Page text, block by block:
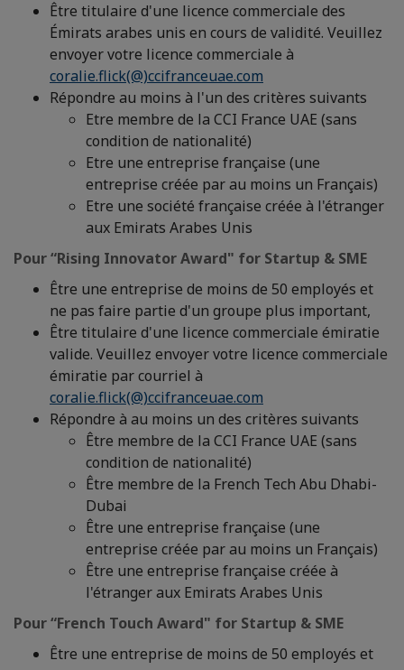
Être titulaire d'une licence commerciale des
Émirats arabes unis en cours de validité. Veuillez
envoyer votre licence commerciale à
coralie.flick(@)ccifranceuae.com
Répondre au moins à l'un des critères suivants
Etre membre de la CCI France UAE (sans
condition de nationalité)
Etre une entreprise française (une
entreprise créée par au moins un Français)
Etre une société française créée à l'étranger
aux Emirats Arabes Unis
Pour “Rising Innovator Award" for Startup & SME
Être une entreprise de moins de 50 employés et
ne pas faire partie d'un groupe plus important,
Être titulaire d'une licence commerciale émiratie
valide. Veuillez envoyer votre licence commerciale
émiratie par courriel à
coralie.flick(@)ccifranceuae.com
Répondre à au moins un des critères suivants
Être membre de la CCI France UAE (sans
condition de nationalité)
Être membre de la French Tech Abu Dhabi-
Dubai
Être une entreprise française (une
entreprise créée par au moins un Français)
Être une entreprise française créée à
l'étranger aux Emirats Arabes Unis
Pour “French Touch Award" for Startup & SME
Être une entreprise de moins de 50 employés et